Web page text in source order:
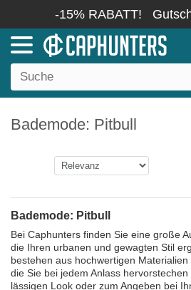
-15% RABATT!
Bademode: Pitbull
Bademode: Pitbull
Bei Caphunters finden Sie eine große
die Ihren urbanen und gewagten Stil
bestehen aus hochwertigen
die Sie bei jedem Anlass
lässigen Look oder zum Angeben bei